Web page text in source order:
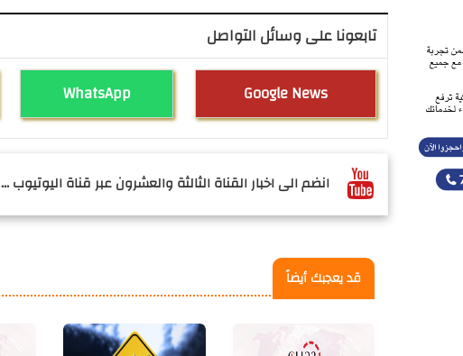
تابعونا على وسائل التواصل
WhatsApp Google News
انضم الى اخبار القناة الثالثة والعشرون عبر قناة اليوتيوب ...
قد يعجبك أيضاً